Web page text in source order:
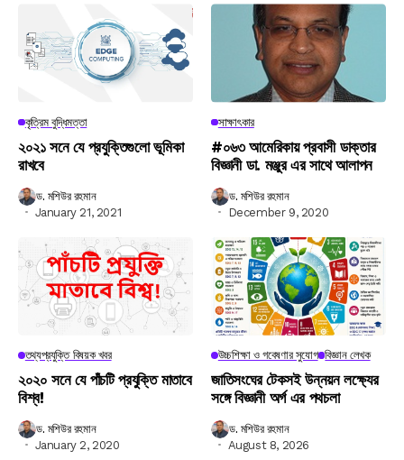
কৃত্রিম বুদ্ধিমত্তা
২০২১ সনে যে প্রযুক্তিগুলো ভূমিকা
রাখবে
ড. মশিউর রহমান
January 21, 2021
সাক্ষাৎকার
#০৬৩ আমেরিকায় প্রবাসী ডাক্তার
বিজ্ঞানী ডা. মঞ্জুর এর সাথে আলাপন
ড. মশিউর রহমান
December 9, 2020
তথ্যপ্রযুক্তি বিষয়ক খবর
২০২০ সনে যে পাঁচটি প্রযুক্তি মাতাবে
বিশ্ব!
ড. মশিউর রহমান
January 2, 2020
উচ্চশিক্ষা ও গবেষণার সুযোগ বিজ্ঞান লেখক
জাতিসংঘের টেকসই উন্নয়ন লক্ষ্যের
সঙ্গে বিজ্ঞানী অর্গ এর পথচলা
ড. মশিউর রহমান
August 8, 2026